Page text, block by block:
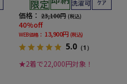
価格： 23,100円 (税込)
40%off
WEB価格： 13,900円 (税込)
5.0 （1）
★2着で22,000円対象！